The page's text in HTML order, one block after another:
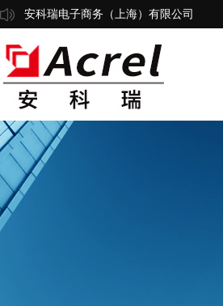
安科瑞电子商务（上海）有限公司